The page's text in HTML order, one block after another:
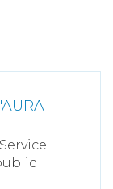
Service